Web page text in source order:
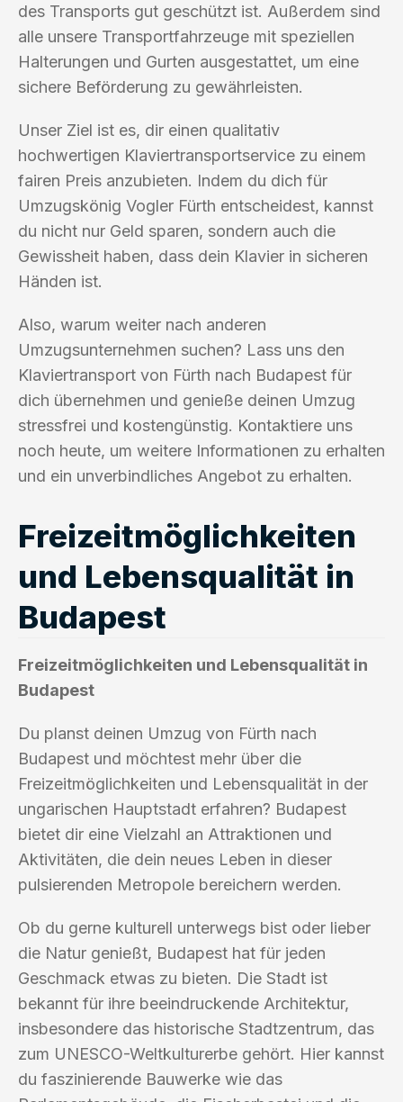
des Transports gut geschützt ist. Außerdem sind
alle unsere Transportfahrzeuge mit speziellen
Halterungen und Gurten ausgestattet, um eine
sichere Beförderung zu gewährleisten.
Unser Ziel ist es, dir einen qualitativ
hochwertigen Klaviertransportservice zu einem
fairen Preis anzubieten. Indem du dich für
Umzugskönig Vogler Fürth entscheidest, kannst
du nicht nur Geld sparen, sondern auch die
Gewissheit haben, dass dein Klavier in sicheren
Händen ist.
Also, warum weiter nach anderen
Umzugsunternehmen suchen? Lass uns den
Klaviertransport von Fürth nach Budapest für
dich übernehmen und genieße deinen Umzug
stressfrei und kostengünstig. Kontaktiere uns
noch heute, um weitere Informationen zu erhalten
und ein unverbindliches Angebot zu erhalten.
Freizeitmöglichkeiten
und Lebensqualität in
Budapest
Freizeitmöglichkeiten und Lebensqualität in
Budapest
Du planst deinen Umzug von Fürth nach
Budapest und möchtest mehr über die
Freizeitmöglichkeiten und Lebensqualität in der
ungarischen Hauptstadt erfahren? Budapest
bietet dir eine Vielzahl an Attraktionen und
Aktivitäten, die dein neues Leben in dieser
pulsierenden Metropole bereichern werden.
Ob du gerne kulturell unterwegs bist oder lieber
die Natur genießt, Budapest hat für jeden
Geschmack etwas zu bieten. Die Stadt ist
bekannt für ihre beeindruckende Architektur,
insbesondere das historische Stadtzentrum, das
zum UNESCO-Weltkulturerbe gehört. Hier kannst
du faszinierende Bauwerke wie das